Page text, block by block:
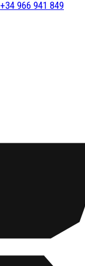
+34 966 941 849